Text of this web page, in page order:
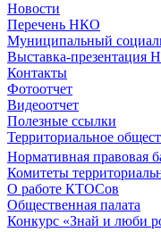
Новости
Перечень НКО
Муниципальный
Выставка-презентация
Контакты
Фотоотчет
Видеоотчет
Полезные ссылки
Территориальное
Нормативная правовая
Комитеты
О работе КТОСов
Общественная палата
Конкурс «Знай и люби